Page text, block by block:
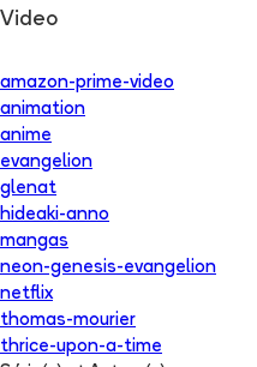
Video
amazon-prime-video
animation
anime
evangelion
glenat
hideaki-anno
mangas
neon-genesis-evangelion
netflix
thomas-mourier
thrice-upon-a-time